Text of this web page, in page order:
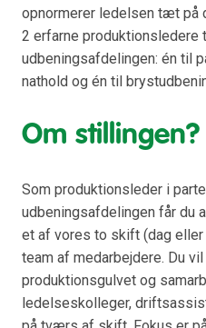
opnormerer ledelsen tæt på
2 erfarne produktionsledere
udbeningsafdelingen: én til
nathold og én til
Om stillingen?
Som produktionsleder i
udbeningsafdelingen får du
et af vores to skift (dag
team af medarbejdere. Du
produktionsgulvet og
ledelseskolleger,